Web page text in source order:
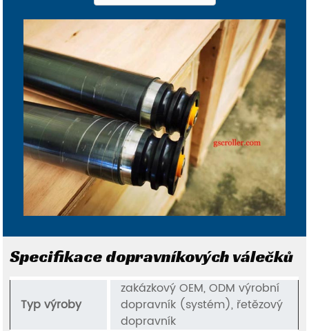
Specifikace dopravníkových válečků
Typ výroby
zakázkový OEM, ODM výrobní
dopravník (systém), řetězový
dopravník